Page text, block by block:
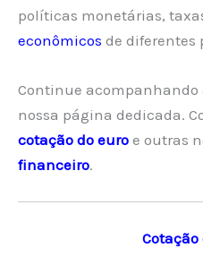
políticas monetárias,
econômicos de diferentes
Continue acompanhando
nossa página dedicada.
cotação do euro e outras
financeiro.
Cotação